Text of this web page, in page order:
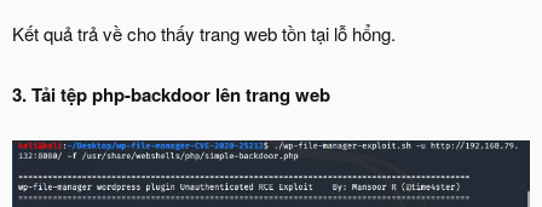
Kết quả trả về cho thấy trang web tồn tại lỗ hổng.
3. Tải tệp php-backdoor lên trang web